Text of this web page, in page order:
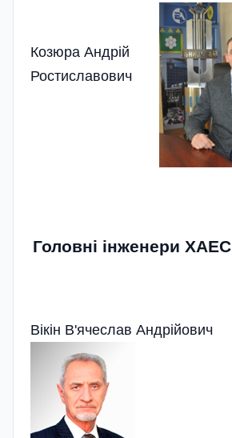
Козюра Андрій
Ростиславович
Головні інженери ХАЕС
Вікін В'ячеслав Андрійович